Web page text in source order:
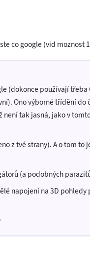
co google (vid moznost
(dokonce používají
Ono výborné třídění do
tak jasná, jako v
z tvé strany). A o tom to
(a podobných
napojení na 3D